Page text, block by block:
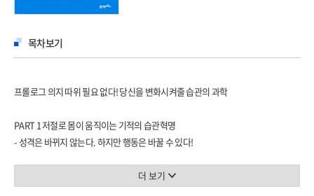
목차보기
프롤로그 의지 따위 필요 없다! 당신을 변화시켜줄 습관의 과학
PART 1 저절로 몸이 움직이는 기적의 습관혁명
- 성격은 바뀌지 않는다. 하지만 행동은 바꿀 수 있다!
더 보기